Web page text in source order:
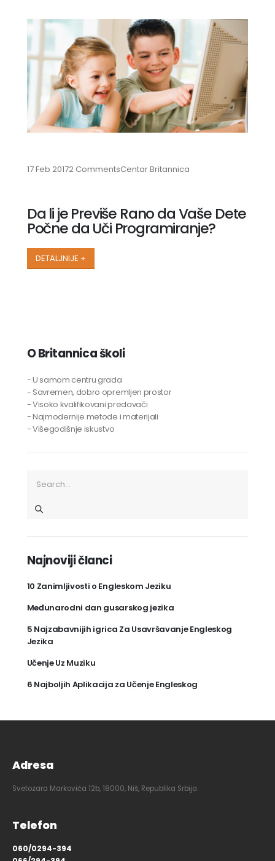
17 Feb 20172 CommentsCentar Britannica
Da li je Previše Rano da Vaše Dete
Počne da Uči Programiranje?
DETALJNIJE +
O Britannica školi
- U samom centru grada
- Savremen, dobro opremljen prostor
- Visoko kvalifikovani predavači
- Najmodernije metode i materijali
- Višegodišnje iskustvo
Najnoviji članci
10 Zanimljivosti o Engleskom Jeziku
Međunarodni dan gusarskog jezika
5 Najzabavnijih igrica Za Usavršavanje Engleskog
Jezika
Učenje Uz Muziku
6 Najboljih Aplikacija za Učenje Engleskog
Adresa
Svetozara Markovića 12b, 18000, Niš, Republika Srbija
Telefon
060/0294-394